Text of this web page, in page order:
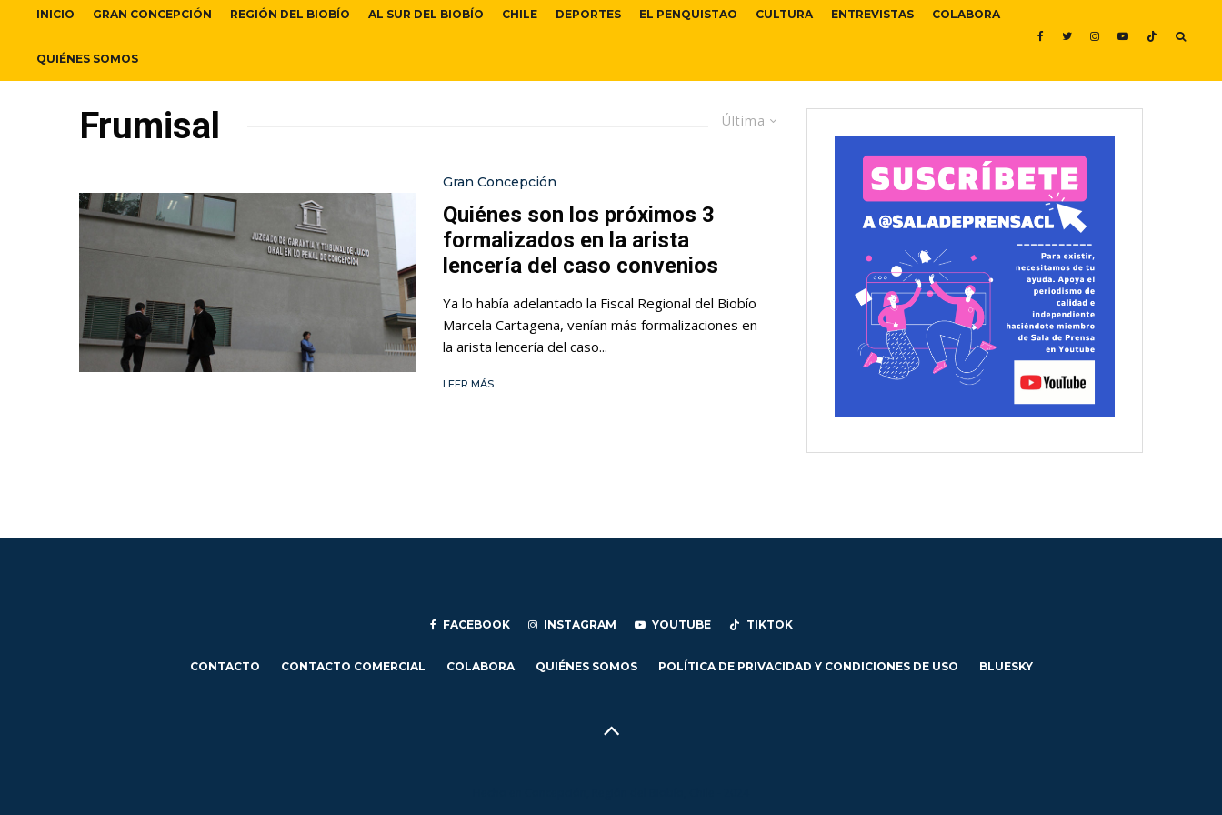
INICIO GRAN CONCEPCIÓN REGIÓN DEL BIOBÍO AL SUR DEL BIOBÍO CHILE DEPORTES EL PENQUISTAO CULTURA ENTREVISTAS COLABORA
QUIÉNES SOMOS
Última
Frumisal
Gran Concepción
Quiénes son los próximos 3
formalizados en la arista
lencería del caso convenios
Ya lo había adelantado la Fiscal Regional del Biobío
Marcela Cartagena, venían más formalizaciones en
la arista lencería del caso...
LEER MÁS
FACEBOOK INSTAGRAM YOUTUBE TIKTOK
CONTACTO CONTACTO COMERCIAL COLABORA QUIÉNES SOMOS POLÍTICA DE PRIVACIDAD Y CONDICIONES DE USO BLUESKY